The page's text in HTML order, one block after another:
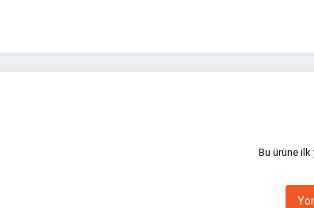
Bu ürüne ilk